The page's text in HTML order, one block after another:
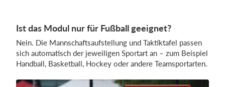
Ist das Modul nur für Fußball geeignet?
Nein. Die Mannschaftsaufstellung und Taktiktafel passen
sich automatisch der jeweiligen Sportart an – zum Beispiel
Handball, Basketball, Hockey oder andere Teamsportarten.